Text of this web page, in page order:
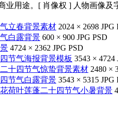
用途。[ 肖像权 ] 人物画像及
立春背景素材 2024 × 2698 JPG
白露背景 600 × 900 JPG PSD
4724 × 2362 JPG PSD
节气海报背景模板 3543 × 4724
十四节气惊蛰背景素材 2480 ×
节气白露背景 3543 × 5315 JPG
荷叶莲蓬二十四节气小暑背景